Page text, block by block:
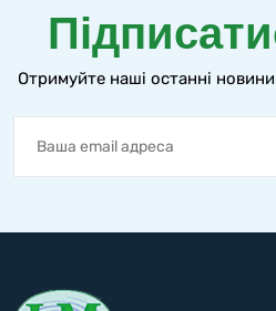
Отримуйте наші останні